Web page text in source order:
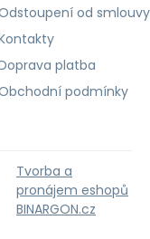
od smlouvy
platba
podmínky
Tvorba a
pronájem eshopů
BINARGON.cz